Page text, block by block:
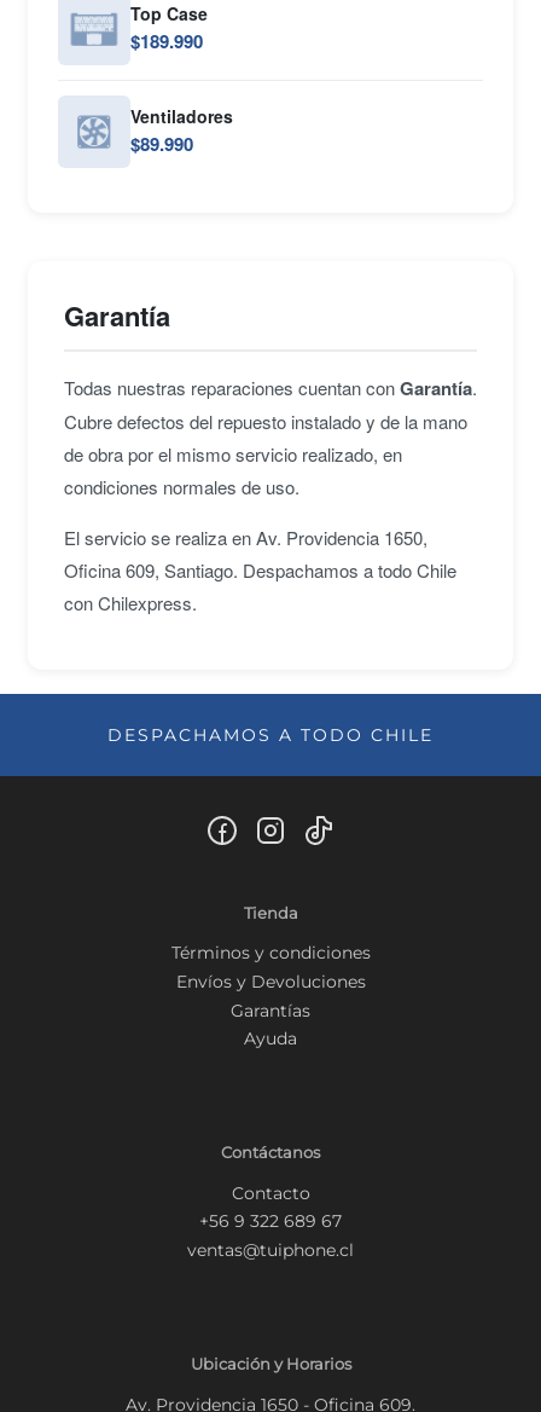
Top Case
$189.990
Ventiladores
$89.990
Garantía
Todas nuestras reparaciones cuentan conGarantía.
Cubre defectos del repuesto instalado y de la mano
de obra por el mismo servicio realizado, en
condiciones normales de uso.
El servicio se realiza en Av. Providencia 1650,
Oficina 609, Santiago. Despachamos a todo Chile
con Chilexpress.
DESPACHAMOS A TODO CHILE
Tienda
Términos y condiciones
Envíos y Devoluciones
Garantías
Ayuda
Contáctanos
Contacto
+56 9 322 689 67
ventas@tuiphone.cl
Ubicación y Horarios
Av. Providencia 1650 - Oficina 609.